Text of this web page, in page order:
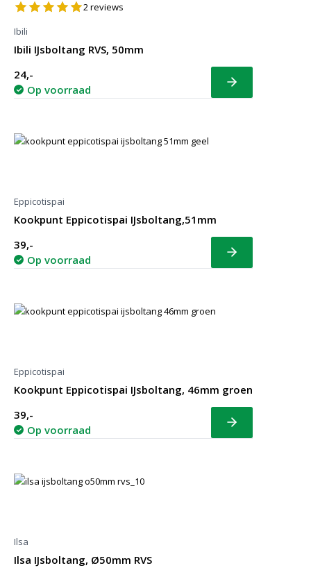
2reviews
Ibili
Ibili IJsboltang RVS, 50mm
24,-
Op voorraad
Bekijk
Eppicotispai
Kookpunt Eppicotispai IJsboltang,51mm
39,-
Op voorraad
Bekijk
Eppicotispai
Kookpunt Eppicotispai IJsboltang, 46mm groen
39,-
Op voorraad
Bekijk
Ilsa
Ilsa IJsboltang, Ø50mm RVS